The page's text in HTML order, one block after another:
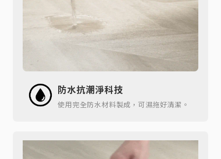
防水抗潮淨科技
使用完全防水材料製成，可濕拖好清潔。